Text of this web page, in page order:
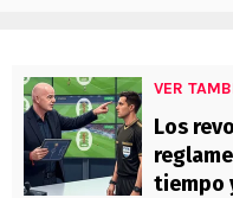
VER
Los
tiempo